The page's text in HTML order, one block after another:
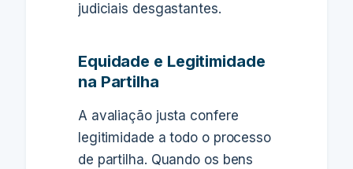
judiciais desgastantes.
Equidade e Legitimidade
na Partilha
A avaliação justa confere
legitimidade a todo o processo
de partilha. Quando os bens